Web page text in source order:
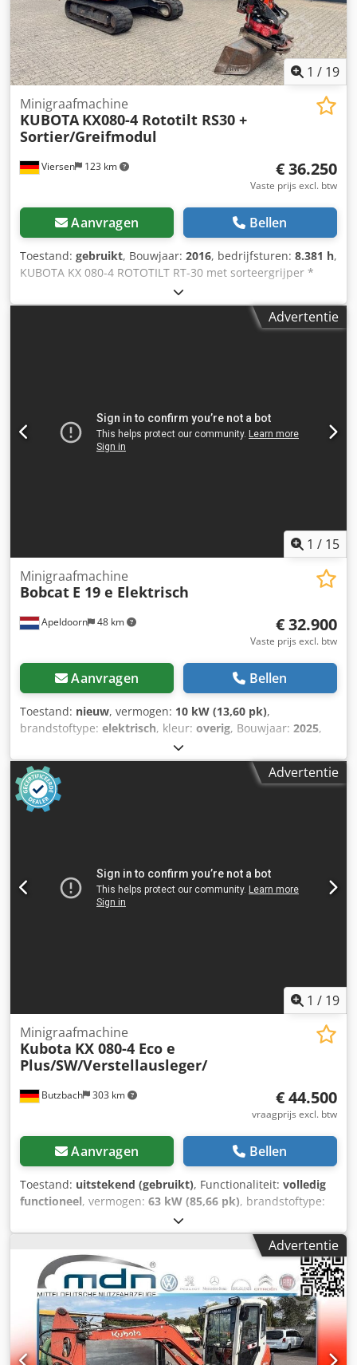
1 / 19
Viersen 123 km
Minigraafmachine
KUBOTA KX080-4 Rototilt RS30 +
Sortier/Greifmodul
€ 36.250
Vaste prijs excl. btw
Aanvragen Bellen
Toestand: gebruikt, Bouwjaar: 2016, bedrijfsturen: 8.381 h,
KUBOTA KX 080-4 ROTOTILT RT-30 met sorteergrijper *
Bouwjaar 2016 * Snelwisselsysteem Codezpb Tuspfx
Ahfsha * Rubberen rupsbanden in zeer goede staat *
Airconditioning * Schaafblad * Zwenkgiek * Radio * Duitse
Advertentie
1 / 15
Apeldoorn 48 km
Minigraafmachine
Bobcat E 19 e Elektrisch
€ 32.900
Vaste prijs excl. btw
Aanvragen Bellen
Toestand: nieuw, vermogen: 10 kW (13,60 pk),
brandstoftype: elektrisch, kleur: overig, Bouwjaar: 2025,
, Aandrijving: rupsaandrijving
Leeggewicht: 1.910 kg Chedpfxjznrnmo Ahfoa Afmetingen
(L x B x H): 381 x 98 x 230 cm CE-markering: ja Algemene
staat: zeer goed Technische staat: zeer goed Optische
staat: zeer goed = Verdere opties en toebehoren = -
cilinderbeschermingsset, uitschuifbaar onderstel
Advertentie
1 / 19
Butzbach 303 km
Minigraafmachine
Kubota KX 080-4 Eco e
Plus/SW/Verstellausleger/
€ 44.500
vraagprijs excl. btw
Aanvragen Bellen
Toestand: uitstekend (gebruikt), Functionaliteit: volledig
functioneel, vermogen: 63 kW (85,66 pk), brandstoftype:
8.835 kg, Bouwjaar:
bedrijfsturen:3.749 h, Kubota KX 080-4 Eco e
Plus/SW/Verstelbare giek/Zwenkarm • Fabrikant: Kubota •
Type: KX 080-4 • Bouwjaar: 2018 • Bedrijfstijden: 3749 uur •
Vermogen: 46,5 kW / 63 pk • Motor: • Rijsnelheid: 2,7-4,8
km/u • Hydraulische snelwissel MS08 • Zwenkarm •
Zwenkbak 150 cm • Diepbak 30 cm • Graafdiepte: 4,60
meter • Baksteel L: 2,10 meter • Hydrauliek voor hamer,
grijper, schaar • Transportlengte: 6,45 m •
Advertentie